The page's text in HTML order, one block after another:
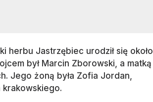
herbu Jastrzębiec urodził się około
był Marcin Zborowski, a matką
Jego żoną była Zofia Jordan,
krakowskiego.